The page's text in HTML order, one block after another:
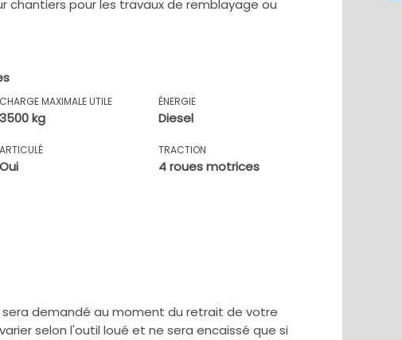
chantiers pour les travaux de remblayage ou
CHARGE MAXIMALE UTILE
3500 kg
ÉNERGIE
Diesel
ARTICULÉ
Oui
TRACTION
4 roues motrices
demandé au moment du retrait de votre
selon l'outil loué et ne sera encaissé que si